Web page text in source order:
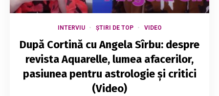
INTERVIU ȘTIRI DE TOP VIDEO
După Cortină cu Angela Sîrbu: despre
revista Aquarelle, lumea afacerilor,
pasiunea pentru astrologie și critici
(Video)